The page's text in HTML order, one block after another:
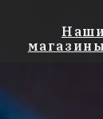
Наши
магазины